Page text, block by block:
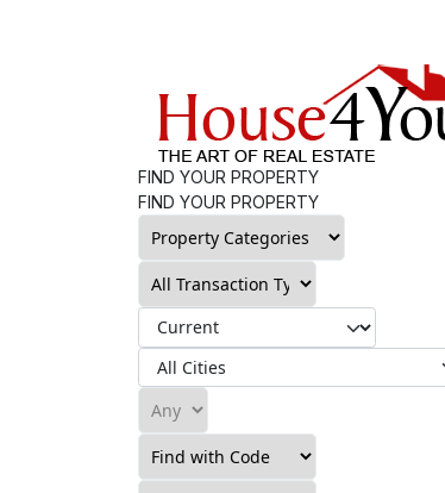
FIND YOUR PROPERTY
FIND YOUR PROPERTY